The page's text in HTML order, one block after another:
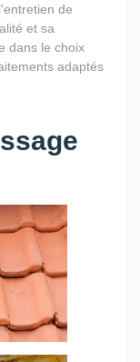
de
et sa
dans le choix
adaptés